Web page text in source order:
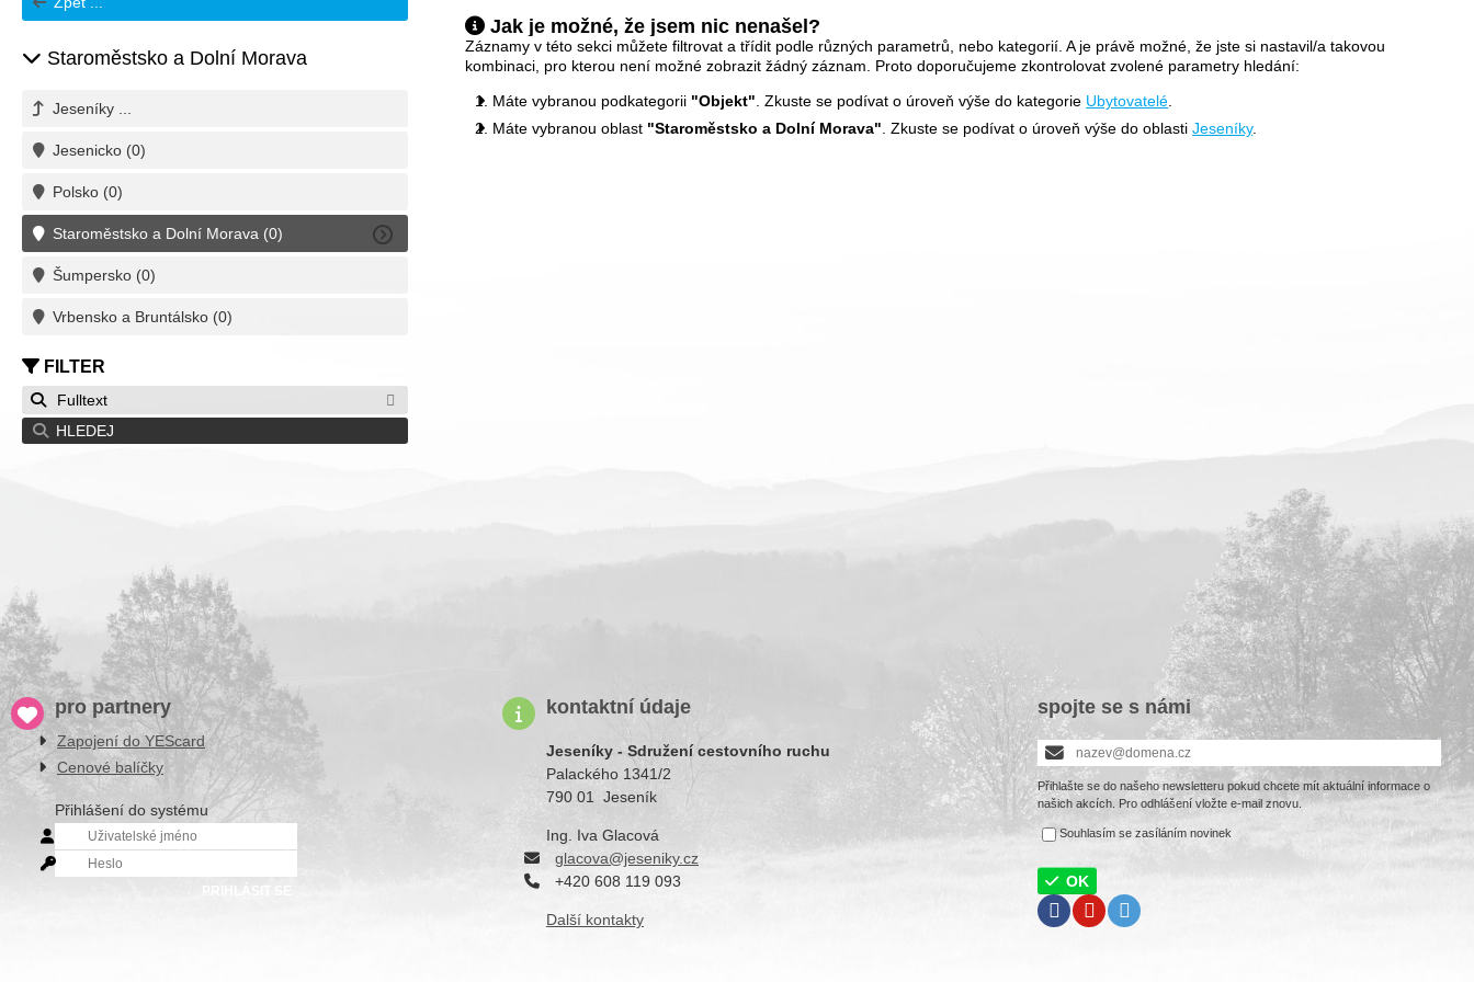
Staroměstsko a Dolní Morava
Jeseníky ...
Jesenicko (0)
Polsko (0)
Staroměstsko a Dolní Morava (0)
Šumpersko (0)
Vrbensko a Bruntálsko (0)
FILTER
Fulltext
HLEDEJ
Jak je možné, že jsem nic nenašel?
Záznamy v této sekci můžete filtrovat a třídit podle různých parametrů, nebo kategorií. A je právě možné, že jste si nastavil/a takovou
kombinaci, pro kterou není možné zobrazit žádný záznam. Proto doporučujeme zkontrolovat zvolené parametry hledání:
Máte vybranou podkategorii "Objekt" . Zkuste se podívat o úroveň výše do kategorie Ubytovatelé
Máte vybranou oblast "Staroměstsko a Dolní Morava" . Zkuste se podívat o úroveň výše do oblastiJeseníky.
pro partnery
Zapojení do YEScard
Cenové balíčky
Přihlášení do systému
kontaktní údaje
Jeseníky - Sdružení cestovního ruchu
Palackého 1341/2
790 01 Jeseník
Ing. Iva Glacová
glacova@jeseniky.cz
+420 608 119 093
Další kontakty
spojte se s námi
Přihlašte se do našeho newsletteru pokud chcete mít aktuální informace o
našich akcích. Pro odhlášení vložte e-mail znovu.
Souhlasím se zasíláním novinek
OK
FacebookYoutube